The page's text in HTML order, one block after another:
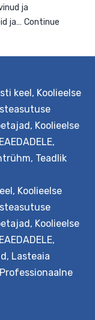
koolieelses
õpiringi
praktiliselt läbi
ning
Õpetaja hakkab
ja
ja… Continue
keel, Koolieelse
, Koolieelse
,
, Teadlik
, Koolieelse
, Koolieelse
,
, Lasteaia
Professionaalne